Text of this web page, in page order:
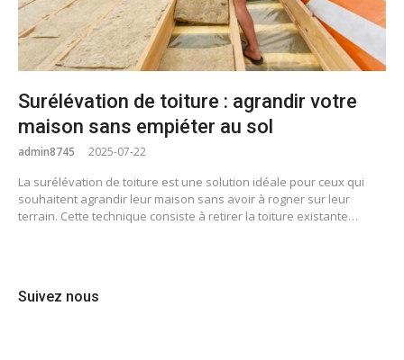
Surélévation de toiture : agrandir votre
maison sans empiéter au sol
admin8745 2025-07-22
La surélévation de toiture est une solution idéale pour ceux qui
souhaitent agrandir leur maison sans avoir à rogner sur leur
terrain. Cette technique consiste à retirer la toiture existante…
Suivez nous